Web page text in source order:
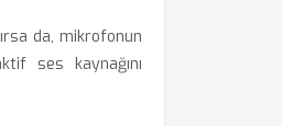
da, mikrofonun
ses kaynağını